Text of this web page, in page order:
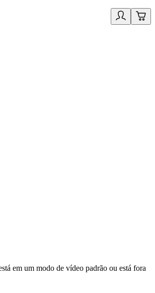
um modo de vídeo padrão ou está fora